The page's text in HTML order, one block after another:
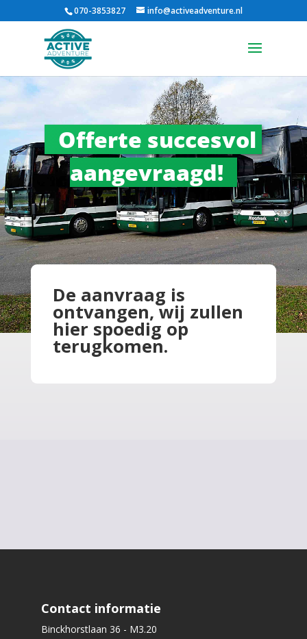
070-3853827 info@activeadventure.nl
Offerte succesvol
aangevraagd!
De aanvraag is
ontvangen, wij zullen
hier spoedig op
terugkomen.
Contact informatie
Binckhorstlaan 36 - M3.20